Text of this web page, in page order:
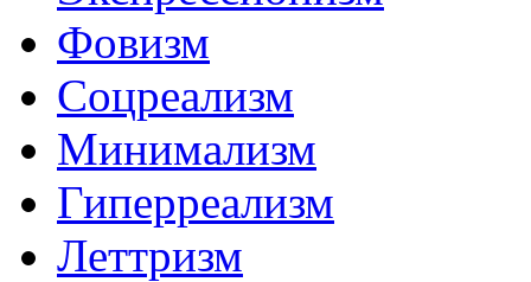
Фовизм
Соцреализм
Минимализм
Гиперреализм
Леттризм